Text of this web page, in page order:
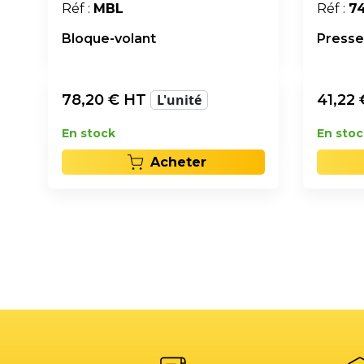
Réf : MBL
Bloque-volant
78,20 € HT L'unité
En stock
Acheter
Réf :
41,22
En